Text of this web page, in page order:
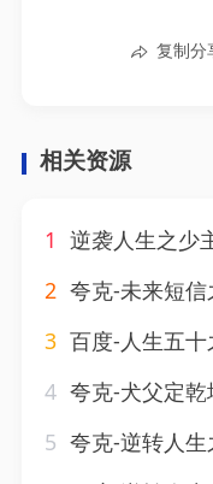
复制分
相关资源
1 逆袭人生之少
2 夸克-未来短
3 百度-人生五十
4 夸克-犬父定乾坤
5 夸克-逆转人生之